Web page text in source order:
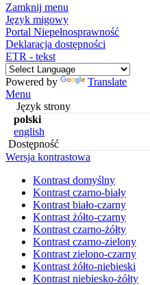
Zamknij menu
Język migowy
Portal Niepełnosprawność
Deklaracja dostępności
ETR - tekst
Powered by
Translate
Menu
Język strony
polski
english
Dostępność
Wersja kontrastowa
Kontrast domyślny
Kontrast czarno-biały
Kontrast biało-czarny
Kontrast żółto-czarny
Kontrast czarno-żółty
Kontrast czarno-zielony
Kontrast zielono-czarny
Kontrast żółto-niebieski
Kontrast niebiesko-żółty